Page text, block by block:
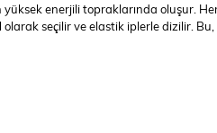
enerjili topraklarında oluşur. Her
seçilir ve elastik iplerle dizilir.